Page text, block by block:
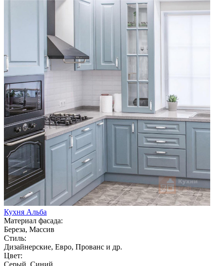
Кухня Альба
Материал фасада:
Береза, Массив
Стиль:
Дизайнерские, Евро, Прованс и др.
Цвет:
Серый, Синий